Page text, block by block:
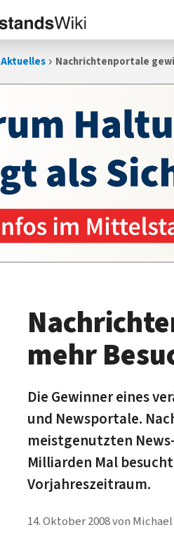
Aktuelles Nachrichtenportale
mehr
Die Gewinner eines
und Newsportale.
meistgenutzten
Milliarden Mal
Vorjahreszeitraum.
14. Oktober 2008von Michael